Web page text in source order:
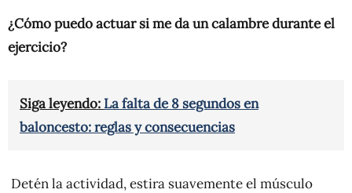
¿Cómo puedo actuar si me da un calambre durante el
ejercicio?
Siga leyendo: La falta de 8 segundos en
baloncesto: reglas y consecuencias
Detén la actividad, estira suavemente el músculo